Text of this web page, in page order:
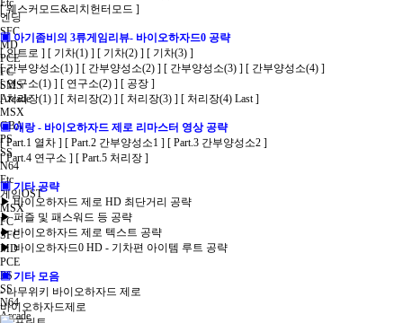
Etc
엔딩
SFC
MD
PCE
FC
SMS
Arcade
MSX
GBA
PS
SS
N64
Etc
게임OST
MSX
FC
SFC
MD
PCE
PS
SS
N64
Arcade
[ 웨스커모드&리치헌터모드 ]
▣ 아기좀비의 3류게임리뷰- 바이오하자드0 공략
[ 인트로 ] [ 기차(1) ] [ 기차(2) ] [ 기차(3) ]
[ 간부양성소(1) ] [ 간부양성소(2) ] [ 간부양성소(3) ] [ 간부양성소(4) ]
[ 연구소(1) ] [ 연구소(2) ] [ 공장 ]
[ 처리장(1) ] [ 처리장(2) ] [ 처리장(3) ] [ 처리장(4) Last ]
▣ 애랑 - 바이오하자드 제로 리마스터 영상 공략
[ Part.1 열차 ] [ Part.2 간부양성소1 ] [ Part.3 간부양성소2 ]
[ Part.4 연구소 ] [ Part.5 처리장 ]
▣ 기타 공략
▶ 바이오하자드 제로 HD 최단거리 공략
▶ 퍼즐 및 패스워드 등 공략
▶ 바이오하자드 제로 텍스트 공략
▶ 바이오하자드0 HD - 기차편 아이템 루트 공략
▣ 기타 모음
- 나무위키 바이오하자드 제로
바이오하자드제로